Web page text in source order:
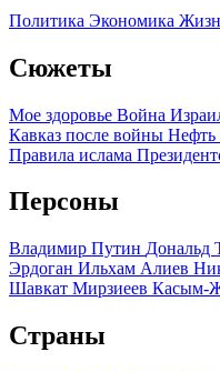
Политика Экономика
Сюжеты
Мое здоровье Война
Кавказ после войны Нефть
Правила ислама
Персоны
Владимир Путин Дональд
Эрдоган Ильхам Алиев
Шавкат Мирзиеев Касым-
Страны